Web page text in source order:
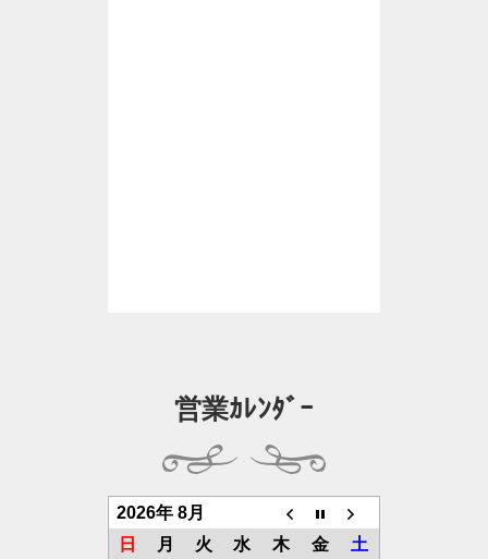
営業ｶﾚﾝﾀﾞｰ
2026年 8月
日
月 火 水 木 金
土